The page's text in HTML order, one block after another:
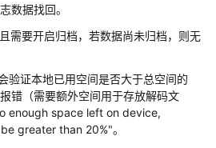
数据找回。
需要开启归档，若数据尚未归档，则无
验证本地已用空间是否大于总空间的
错（需要额外空间用于存放解码文
enough space left on device,
greater than 20%"。